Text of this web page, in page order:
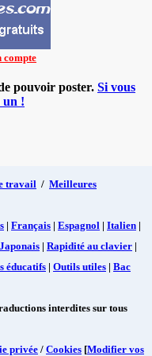
compte
pouvoir poster. Si vous
un !
travail / Meilleures
| Français | Espagnol | Italien |
Japonais | Rapidité au clavier |
éducatifs | Outils utiles | Bac
interdites sur tous
privée / Cookies [Modifier vos